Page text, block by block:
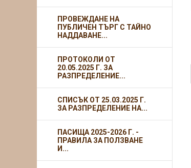
ПРОВЕЖДАНЕ НА
ПУБЛИЧЕН ТЪРГ С ТАЙНО
НАДДАВАНЕ...
ПРОТОКОЛИ ОТ
20.05.2025 Г. ЗА
РАЗПРЕДЕЛЕНИЕ...
СПИСЪК ОТ 25.03.2025 Г.
ЗА РАЗПРЕДЕЛЕНИЕ НА...
ПАСИЩА 2025-2026 Г. -
ПРАВИЛА ЗА ПОЛЗВАНЕ
И...